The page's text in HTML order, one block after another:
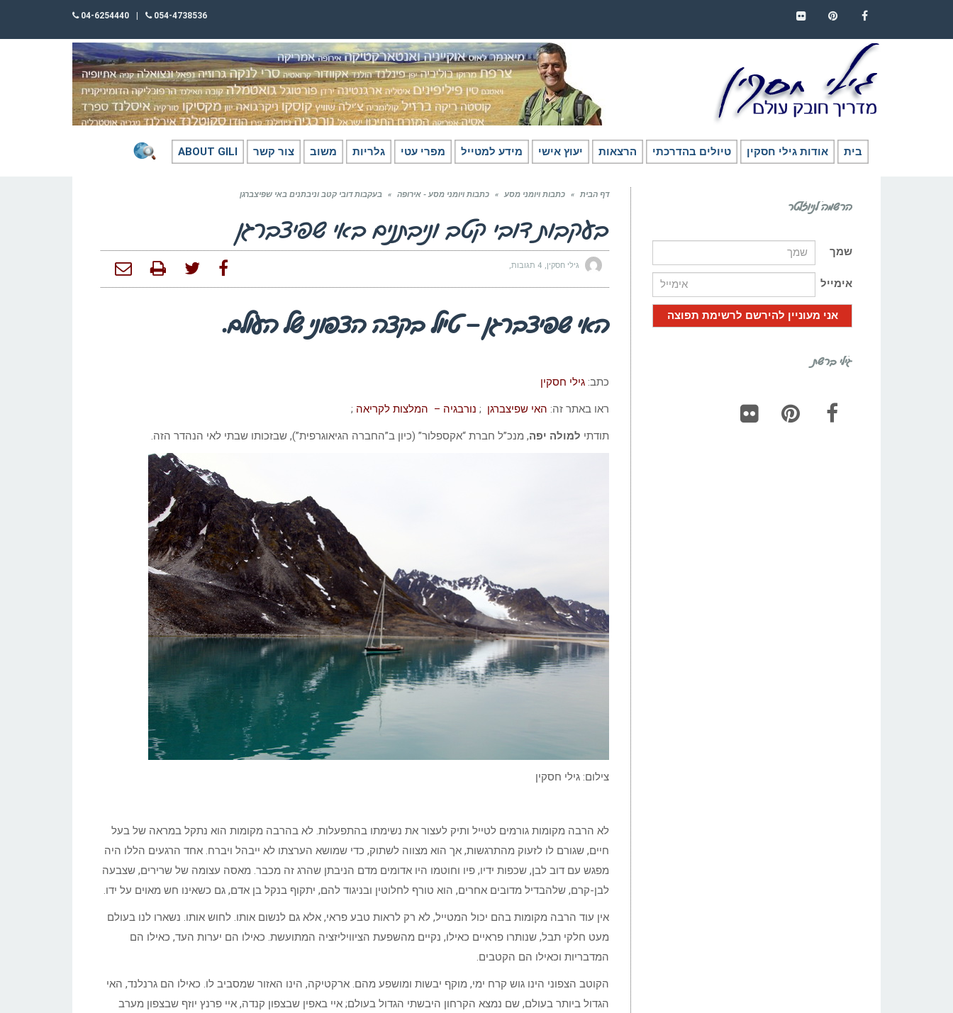
054-4738536
04-6254440
בית אודות גילי חסקין טיולים בהדרכתי הרצאות יעוץ אישי מידע למטייל מפרי עטי גלריות משוב צור קשר ABOUT GILI
דף הבית » כתבות ויומני מסע » כתבות ויומני מסע - אירופה » בעקבות דובי קטב וניבתנים באי שפיצברגן
בעקבות דובי קטב וניבתנים באי שפיצברגן
גילי חסקין 4 תגובות
האי שפיצברגן – טיול בקצה הצפוני של העולם.
כתב: גילי חסקין
ראו באתר זה: האי שפיצברגן ; נורבגיה – המלצות לקריאה ;
תודתי למולה יפה, מנכ”ל חברת “אקספלור” (כיון ב”החברה הגיאוגרפית”), שבזכותו שבתי לאי הנהדר הזה.
צילום: גילי חסקין
לא הרבה מקומות גורמים לטייל ותיק לעצור את נשימתו בהתפעלות. לא בהרבה מקומות הוא נתקל במראה של בעל
חיים, שגורם לו לזעוק מהתרגשות, אך הוא מצווה לשתוק, כדי שמושא הערצתו לא ייבהל ויברח. אחד הרגעים הללו היה
מפגש עם דוב לבן, שכפות ידיו, פיו וחוטמו היו אדומים מדם הניבתן שהרג זה מכבר. מאסה עצומה של שרירים, שצבעה
לבן-קרם, שלהבדיל מדובים אחרים, הוא טורף לחלוטין ובניגוד להם, יתקוף בנקל בן אדם, גם כשאינו חש מאוים על ידו.
אין עוד הרבה מקומות בהם יכול המטייל, לא רק לראות טבע פראי, אלא גם לנשום אותו. לחוש אותו. נשארו לנו בעולם
מעט חלקי תבל, שנותרו פראיים כאילו, נקיים מהשפעת הציוויליזציה המתועשת. כאילו הם יערות העד, כאילו הם
המדבריות וכאילו הם הקטבים.
הקוטב הצפוני הינו גוש קרח ימי, מוקף יבשות ומושפע מהם. ארקטיקה, הינו האזור שמסביב לו. כאילו הם גרנלנד, האי
הגדול ביותר בעולם, שם נמצא הקרחון היבשתי הגדול בעולם; איי באפין שבצפון קנדה, איי פרנץ יוזף שבצפון מערב
הרשמה לניוזלטר
שמך
אימייל
גילי ברשת